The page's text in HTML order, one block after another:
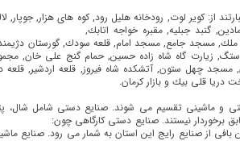
از: كویر لوت, رودخانه هلیل رود, كوه هایهزار, جوپار,
گنبد جبلیه, مقبره خواجه اتابك,
ملك, مسجد جامع, مسجد امام, قلعه سودك, گورستان
ستگ, زیارت گاه شاه زاده حسین, حمام گنج علی خان,
چهل ستون, آتشكده شاه فیروز, قلعه اردشیر, قلعه
دریا قلی بیك و بازار كرمان.
و ماشینی تقسیم می شوند. صنایع دستی شامل شال،
برخوردار نیستند. صنایع دستی كارگاهی چون:
بافی از صنایع رایج این استان به شمار می رود. صنایع